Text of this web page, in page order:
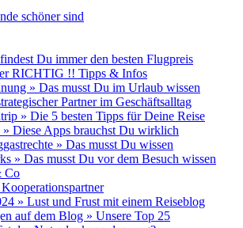
schöner sind
Du immer den besten Flugpreis
RICHTIG !! Tipps & Infos
» Das musst Du im Urlaub wissen
Partner im Geschäftsalltag
» Die 5 besten Tipps für Deine Reise
Diese Apps brauchst Du wirklich
» Das musst Du wissen
» Das musst Du vor dem Besuch wissen
Co
» Lust und Frust mit einem Reiseblog
auf dem Blog » Unsere Top 25